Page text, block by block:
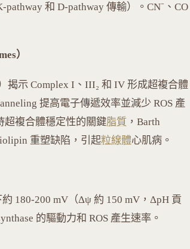
和 D-pathway 傳輸）。CN⁻、CO
）
揭示 Complex I、III₂ 和 IV 形成超複合體
提高電子傳遞效率並減少 ROS 產
超複合體穩定性的關鍵脂質 ，Barth
重塑缺陷，引起粒線體心肌病。
180-200 mV（Δψ 約 150 mV，ΔpH 貢
的驅動力和 ROS 產生速率。